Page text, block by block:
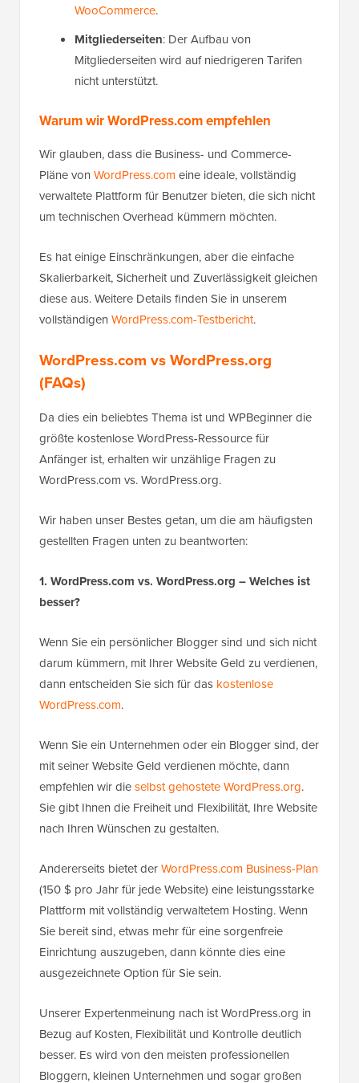
WooCommerce.
Mitgliederseiten: Der Aufbau von
Mitgliederseiten wird auf niedrigeren Tarifen
nicht unterstützt.
Warum wir WordPress.com empfehlen
Wir glauben, dass die Business- und Commerce-
Pläne von WordPress.com eine ideale, vollständig
verwaltete Plattform für Benutzer bieten, die sich nicht
um technischen Overhead kümmern möchten.
Es hat einige Einschränkungen, aber die einfache
Skalierbarkeit, Sicherheit und Zuverlässigkeit gleichen
diese aus. Weitere Details finden Sie in unserem
vollständigen WordPress.com-Testbericht.
WordPress.com vs WordPress.org
(FAQs)
Da dies ein beliebtes Thema ist und WPBeginner die
größte kostenlose WordPress-Ressource für
Anfänger ist, erhalten wir unzählige Fragen zu
WordPress.com vs. WordPress.org.
Wir haben unser Bestes getan, um die am häufigsten
gestellten Fragen unten zu beantworten:
1. WordPress.com vs. WordPress.org – Welches ist
besser?
Wenn Sie ein persönlicher Blogger sind und sich nicht
darum kümmern, mit Ihrer Website Geld zu verdienen,
dann entscheiden Sie sich für das kostenlose
WordPress.com.
Wenn Sie ein Unternehmen oder ein Blogger sind, der
mit seiner Website Geld verdienen möchte, dann
empfehlen wir dieselbst gehostete WordPress.org.
Sie gibt Ihnen die Freiheit und Flexibilität, Ihre Website
nach Ihren Wünschen zu gestalten.
Andererseits bietet derWordPress.com Business-Plan
(150 $ pro Jahr für jede Website) eine leistungsstarke
Plattform mit vollständig verwaltetem Hosting. Wenn
Sie bereit sind, etwas mehr für eine sorgenfreie
Einrichtung auszugeben, dann könnte dies eine
ausgezeichnete Option für Sie sein.
Unserer Expertenmeinung nach ist WordPress.org in
Bezug auf Kosten, Flexibilität und Kontrolle deutlich
besser. Es wird von den meisten professionellen
Bloggern, kleinen Unternehmen und sogar großen